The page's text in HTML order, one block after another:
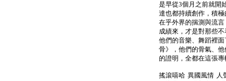
是早從3個月之前就開
達也都持續創作，積
在乎外界的揣測與流
成績來，才是對那些
他們的音樂、舞蹈裡
骨》，他們的骨氣、
的證明，全都在這張
搖滾嘻哈 異國風情 人